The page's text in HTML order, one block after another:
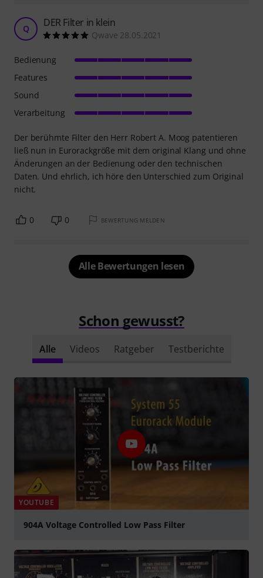
Q DER Filter in klein
Qwave 28.05.2021
Der berühmte Filter den Herr Robert A. Moog patentieren
ließ nun in Eurorackgröße mit dem original Klang und ohne
Änderungen an der Bedienung oder den technischen
Daten. Und ehrlich, ich höre den Unterschied zum Original
nicht.
Bedienung
Features
Sound
Verarbeitung
0 0 BEWERTUNG MELDEN
Alle Bewertungen lesen
Schon gewusst?
Alle Videos Ratgeber Testberichte
YOUTUBE
904A Voltage Controlled Low Pass Filter